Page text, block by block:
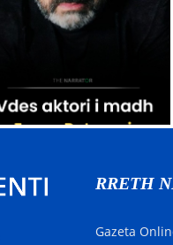
RRETH
Gazeta